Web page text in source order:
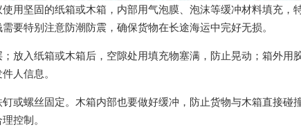
用坚固的纸箱或木箱，内部用气泡膜、泡沫等缓冲材料填充，
要特别注意防潮防震，确保货物在长途海运中完好无损。
放入纸箱或木箱后，空隙处用填充物塞满，防止晃动；箱外用
人信息。
或螺丝固定。木箱内部也要做好缓冲，防止货物与木箱直接碰撞
控制。